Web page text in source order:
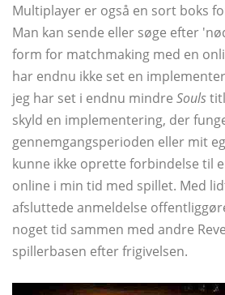
Multiplayer er også en sort boks
Man kan sende eller søge efter
form for matchmaking med en
har endnu ikke set en
jeg har set i endnu mindre Souls
skyld en implementering, der
gennemgangsperioden eller mit
kunne ikke oprette forbindelse til
online i min tid med spillet. Med
afsluttede anmeldelse
noget tid sammen med andre
spillerbasen efter frigivelsen.